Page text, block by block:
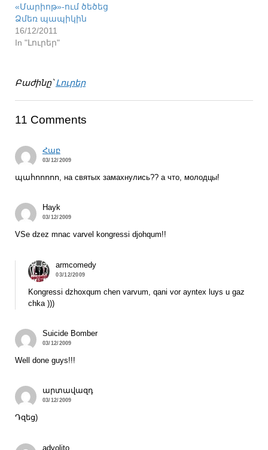
«Մարիոթ»-ում ծեծեց
Ձմեռ պապիկին
16/12/2011
In "Լուրեր"
Բաժինը՝Լուրեր
11 Comments
Հաբ
03/12/2009
պահոոոոո, на святых замахнулись?? а что, молодцы!
Hayk
03/12/2009
VSe dzez mnac varvel kongressi djohqum!!
armcomedy
03/12/2009
Kongressi dzhoxqum chen varvum, qani vor ayntex luys u gaz
chka )))
Suicide Bomber
03/12/2009
Well done guys!!!
արտավազդ
03/12/2009
Դզեց)
advolito